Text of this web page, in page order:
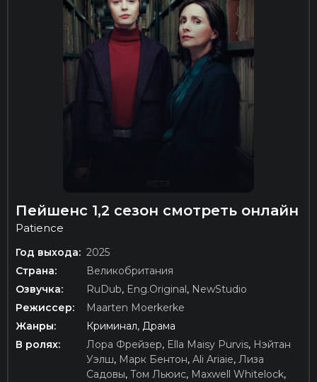
Пейшенс 1,2 сезон смотреть онлайн
Patience
Год выхода: 2025
Страна:
Великобритания
Озвучка:
RuDub, Eng.Original , NewStudio
Режиссер:
Maarten Moerkerke
Жанры:
Криминал, Драма
В ролях:
Лора Фрейзер, Ella Maisy Purvis, Нэйтан
Уэлш, Марк Бентон, Ali Ariaie, Лиза
Садовы, Том Льюис, Maxwell Whitelock,